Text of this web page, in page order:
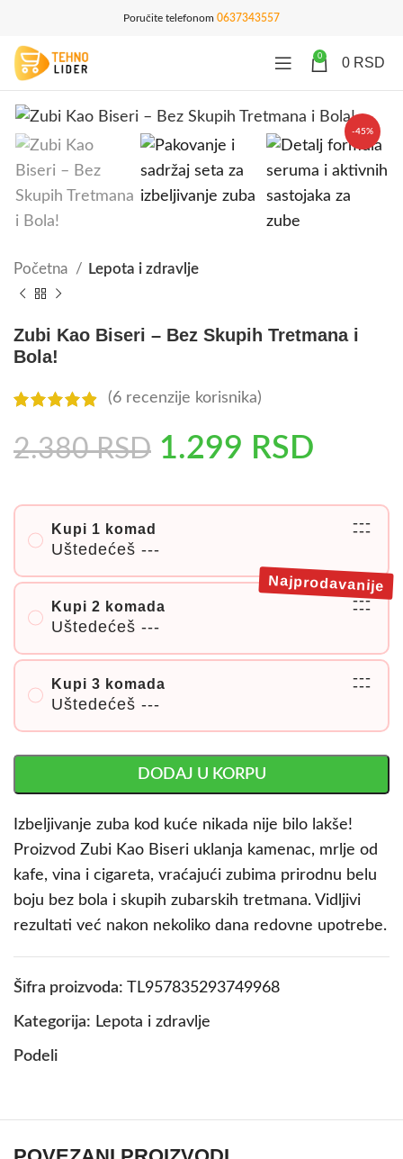
Poručite telefonom 0637343557
0 0 RSD
-45%
Početna Lepota i zdravlje
Zubi Kao Biseri – Bez Skupih Tretmana i
Bola!
(6 recenzije korisnika)
2.380RSD 1.299 RSD
Kupi 1 komad
Uštedećeš ---
---
---
Kupi 2 komada
Uštedećeš ---
---
---
Najprodavanije
Kupi 3 komada
Uštedećeš ---
---
---
DODAJ U KORPU
Izbeljivanje zuba kod kuće nikada nije bilo lakše!
Proizvod Zubi Kao Biseri uklanja kamenac, mrlje od
kafe, vina i cigareta, vraćajući zubima prirodnu belu
boju bez bola i skupih zubarskih tretmana. Vidljivi
rezultati već nakon nekoliko dana redovne upotrebe.
Šifra proizvoda: TL957835293749968
Kategorija: Lepota i zdravlje
Podeli